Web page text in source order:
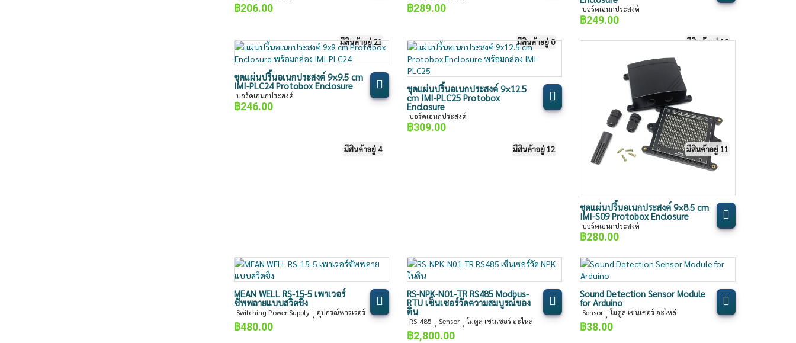
฿206.00
มีสินค้าอยู่ 21
฿289.00
มีสินค้าอยู่ 0
บอร์ดเอนกประสงค์
฿249.00
มีสินค้าอยู่ 19
ชุดแผ่นปริ้นอเนกประสงค์ 9×9.5 cm
IMI-PLC24 Protobox Enclosure
บอร์ดเอนกประสงค์
฿246.00
มีสินค้าอยู่ 4
ชุดแผ่นปริ้นอเนกประสงค์ 9×12.5
cm IMI-PLC25 Protobox
Enclosure
บอร์ดเอนกประสงค์
฿309.00
มีสินค้าอยู่ 12
ชุดแผ่นปริ้นอเนกประสงค์ 9×8.5 cm
IMI-S09 Protobox Enclosure
บอร์ดเอนกประสงค์
฿280.00
มีสินค้าอยู่ 11
MEAN WELL RS-15-5 เพาเวอร์
ซัพพลายแบบสวิตชิ่ง
Switching Power Supply , อุปกรณ์พาวเวอร์
฿480.00
RS-NPK-N01-TR RS485 Modbus-
RTU เซ็นเซอร์วัดความสมบูรณ์ของ
ดิน
RS-485 , Sensor , โมดูล เซนเซอร์ อะไหล่
฿2,800.00
Sound Detection Sensor Module
for Arduino
Sensor , โมดูล เซนเซอร์ อะไหล่
฿38.00